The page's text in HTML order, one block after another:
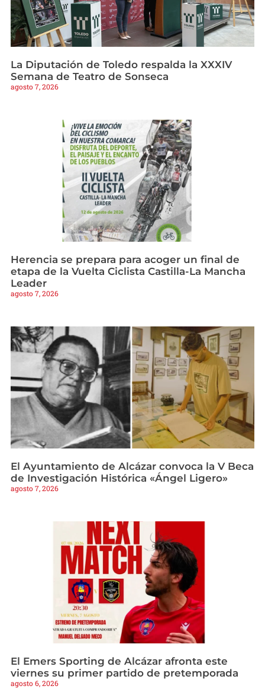
La Diputación de Toledo respalda la XXXIV
Semana de Teatro de Sonseca
agosto 7, 2026
Herencia se prepara para acoger un final de
etapa de la Vuelta Ciclista Castilla-La Mancha
Leader
agosto 7, 2026
El Ayuntamiento de Alcázar convoca la V Beca
de Investigación Histórica «Ángel Ligero»
agosto 7, 2026
El Emers Sporting de Alcázar afronta este
viernes su primer partido de pretemporada
agosto 6, 2026